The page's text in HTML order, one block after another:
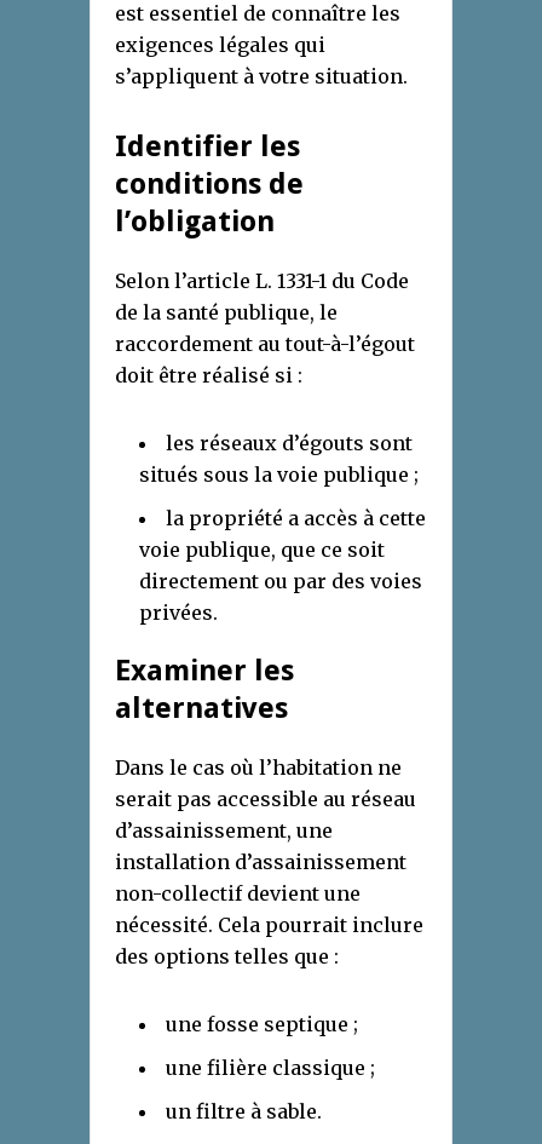
est essentiel de connaître les
exigences légales qui
s’appliquent à votre situation.
Identifier les
conditions de
l’obligation
Selon l’article L. 1331-1 du Code
de la santé publique, le
raccordement au tout-à-l’égout
doit être réalisé si :
les réseaux d’égouts sont
situés sous la voie publique ;
la propriété a accès à cette
voie publique, que ce soit
directement ou par des voies
privées.
Examiner les
alternatives
Dans le cas où l’habitation ne
serait pas accessible au réseau
d’assainissement, une
installation d’assainissement
non-collectif devient une
nécessité. Cela pourrait inclure
des options telles que :
une fosse septique ;
une filière classique ;
un filtre à sable.